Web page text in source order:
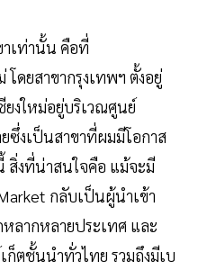
าเท่านั้น คือที่
ดยสาขากรุงเทพฯ ตั้งอยู่
งใหม่อยู่บริเวณศูนย์
ซึ่งเป็นสาขาที่ผมมีโอกาส
สิ่งที่น่าสนใจคือ แม้จะมี
กลับเป็นผู้นำเข้า
ลากหลายประเทศ และ
ก็ตชั้นนำทั่วไทย รวมถึงมีเบ